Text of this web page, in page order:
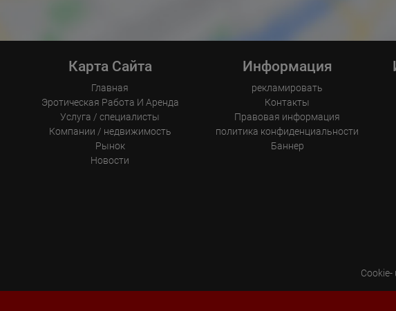
Карта Сайта
Главная
Эротическая Pабота И Аренда
Услуга / специалисты
Компании / недвижимость
Рынок
Новости
Информация
рекламировать
Контакты
Правовая информация
политика конфиденциальности
Баннер